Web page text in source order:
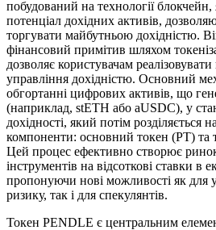
побудований на технології
потенціал дохідних активів,
торгувати майбутньою дохідністю.
фінансовий примітив шляхом
дозволяє користувачам реалізовувати
управління дохідністю. Основний
обгортанні цифрових активів, що
(наприклад, stETH або aUSDC), у
дохідності, який потім розділяється
компоненти: основний токен (PT) та
Цей процес ефективно створює
інструментів на відсоткові ставки в
пропонуючи нові можливості як для
ризику, так і для спекулянтів.
Токен PENDLE є центральним